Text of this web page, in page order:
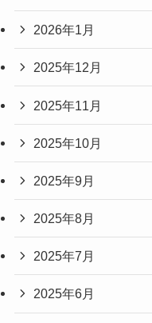
2026年1月
2025年12月
2025年11月
2025年10月
2025年9月
2025年8月
2025年7月
2025年6月